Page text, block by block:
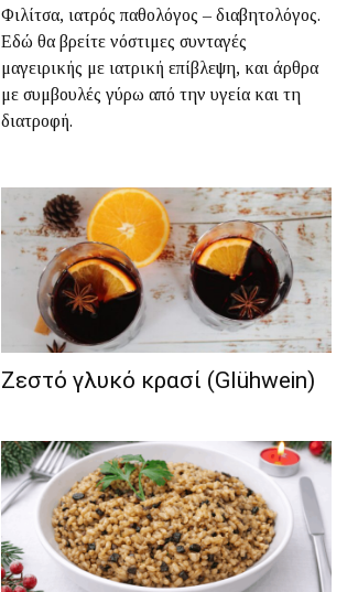
Φιλίτσα, ιατρός παθολόγος – διαβητολόγος.
Εδώ θα βρείτε νόστιμες συνταγές
μαγειρικής με ιατρική επίβλεψη, και άρθρα
με συμβουλές γύρω από την υγεία και τη
διατροφή.
Ζεστό γλυκό κρασί (Glühwein)